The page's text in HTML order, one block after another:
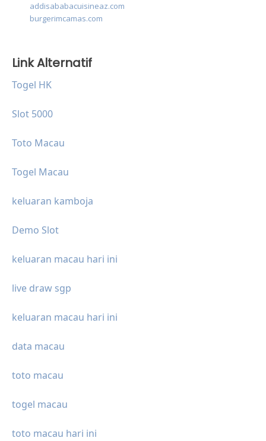
addisababacuisineaz.com
burgerimcamas.com
Link Alternatif
Togel HK
Slot 5000
Toto Macau
Togel Macau
keluaran kamboja
Demo Slot
keluaran macau hari ini
live draw sgp
keluaran macau hari ini
data macau
toto macau
togel macau
toto macau hari ini